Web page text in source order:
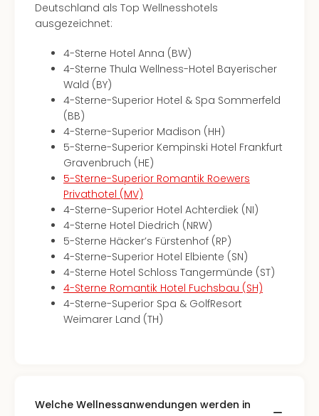
Deutschland als Top Wellnesshotels
ausgezeichnet:
4-Sterne Hotel Anna (BW)
4-Sterne Thula Wellness-Hotel Bayerischer
Wald (BY)
4-Sterne-Superior Hotel & Spa Sommerfeld
(BB)
4-Sterne-Superior Madison (HH)
5-Sterne-Superior Kempinski Hotel Frankfurt
Gravenbruch (HE)
5-Sterne-Superior Romantik Roewers
Privathotel (MV)
4-Sterne-Superior Hotel Achterdiek (NI)
4-Sterne Hotel Diedrich (NRW)
5-Sterne Häcker’s Fürstenhof (RP)
4-Sterne-Superior Hotel Elbiente (SN)
4-Sterne Hotel Schloss Tangermünde (ST)
4-Sterne Romantik Hotel Fuchsbau (SH)
4-Sterne-Superior Spa & GolfResort
Weimarer Land (TH)
Welche Wellnessanwendungen werden in